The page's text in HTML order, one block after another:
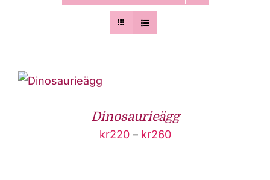
Dinosaurieägg
kr220 – kr260Prisintervall: